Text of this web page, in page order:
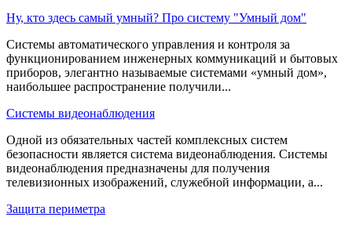
Ну, кто здесь самый умный? Про систему "Умный дом"
Системы автоматического управления и контроля за
функционированием инженерных коммуникаций и бытовых
приборов, элегантно называемые системами «умный дом»,
наибольшее распространение получили...
Системы видеонаблюдения
Одной из обязательных частей комплексных систем
безопасности является система видеонаблюдения. Системы
видеонаблюдения предназначены для получения
телевизионных изображений, служебной информации, а...
Защита периметра